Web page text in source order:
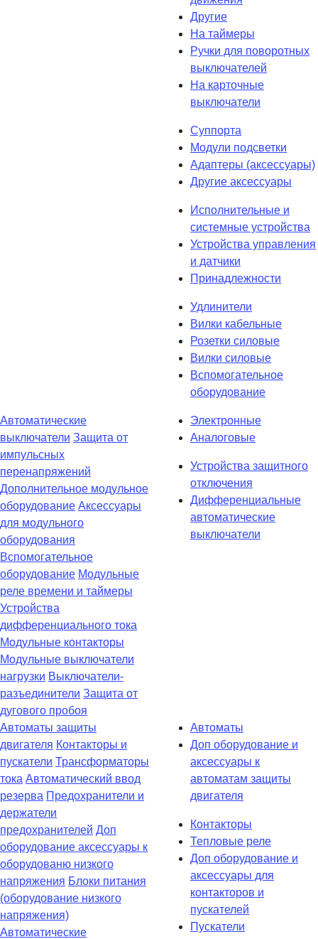
Другие
На таймеры
Ручки для поворотных
выключателей
На карточные
выключатели
Суппорта
Модули подсветки
Адаптеры (аксессуары)
Другие аксессуары
Исполнительные и
системные устройства
Устройства управления
и датчики
Принадлежности
Удлинители
Вилки кабельные
Розетки силовые
Вилки силовые
Вспомогательное
оборудование
Автоматические
выключатели Защита от
импульсных
перенапряжений
Дополнительное модульное
оборудование Аксессуары
для модульного
оборудования
Вспомогательное
оборудование Модульные
реле времени и таймеры
Устройства
дифференциального тока
Модульные контакторы
Модульные выключатели
нагрузки Выключатели-
разъединители Защита от
дугового пробоя
Электронные
Аналоговые
Устройства защитного
отключения
Дифференциальные
автоматические
выключатели
Автоматы защиты
двигателя Контакторы и
пускатели Трансформаторы
тока Автоматический ввод
резерва Предохранители и
держатели
предохранителей Доп
оборудование аксессуары к
оборудованю низкого
напряжения Блоки питания
(оборудование низкого
напряжения)
Автоматические
Автоматы
Доп оборудование и
аксессуары к
автоматам защиты
двигателя
Контакторы
Тепловые реле
Доп оборудование и
аксессуары для
контакторов и
пускателей
Пускатели